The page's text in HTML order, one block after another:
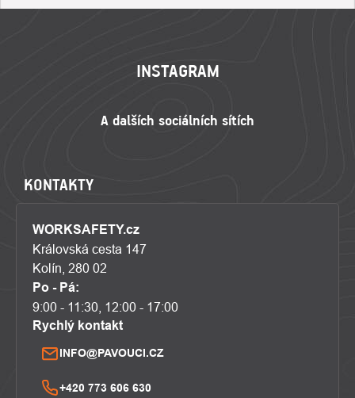
INSTAGRAM
KONTAKTY
WORKSAFETY.cz
Královská cesta 147
Kolín, 280 02
Po - Pá:
9:00 - 11:30, 12:00 - 17:00
Rychlý kontakt
INFO@PAVOUCI.CZ
+420 773 606 630